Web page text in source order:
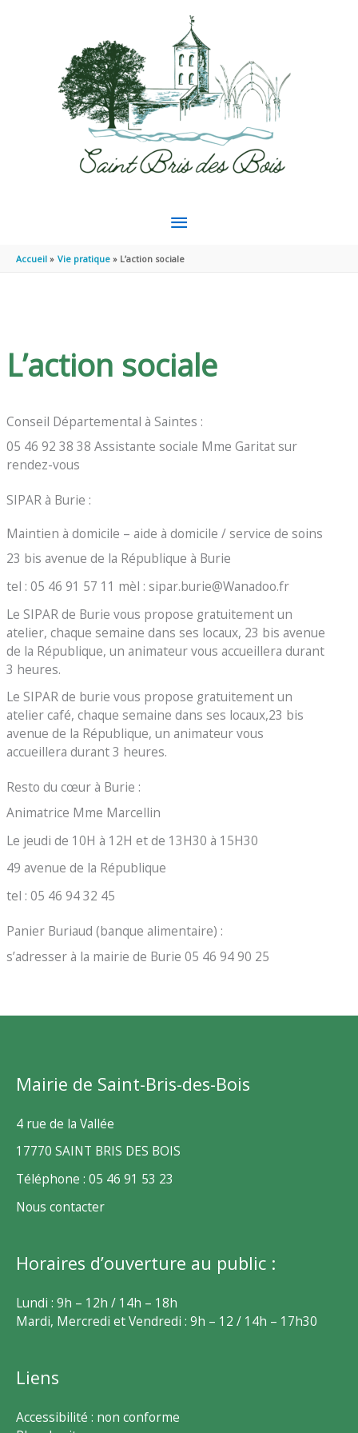
MENU
PRINCIPAL
Accueil Vie pratique L’action sociale
L’action sociale
Conseil Départemental à Saintes :
05 46 92 38 38 Assistante sociale Mme Garitat sur
rendez-vous
SIPAR à Burie :
Maintien à domicile – aide à domicile / service de soins
23 bis avenue de la République à Burie
tel : 05 46 91 57 11 mèl : sipar.burie@Wanadoo.fr
Le SIPAR de Burie vous propose gratuitement un
atelier, chaque semaine dans ses locaux, 23 bis avenue
de la République, un animateur vous accueillera durant
3 heures.
Le SIPAR de burie vous propose gratuitement un
atelier café, chaque semaine dans ses locaux,23 bis
avenue de la République, un animateur vous
accueillera durant 3 heures.
Resto du cœur à Burie :
Animatrice Mme Marcellin
Le jeudi de 10H à 12H et de 13H30 à 15H30
49 avenue de la République
tel : 05 46 94 32 45
Panier Buriaud (banque alimentaire) :
s’adresser à la mairie de Burie 05 46 94 90 25
Mairie de Saint-Bris-des-Bois
4 rue de la Vallée
17770 SAINT BRIS DES BOIS
Téléphone : 05 46 91 53 23
Nous contacter
Horaires d’ouverture au public :
Lundi : 9h – 12h / 14h – 18h
Mardi, Mercredi et Vendredi : 9h – 12 / 14h – 17h30
Liens
Accessibilité : non conforme